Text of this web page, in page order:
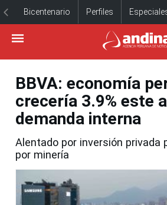
Bicentenario Perfiles
BBVA: economía
crecería 3.9% este
demanda interna
Alentado por inversión privada
por minería